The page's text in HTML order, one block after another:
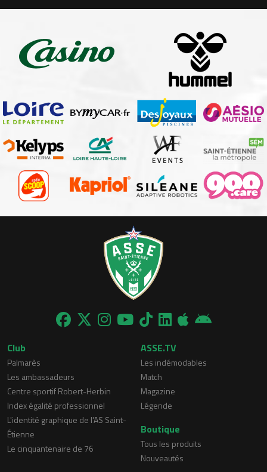
Club
Palmarès
Les ambassadeurs
Centre sportif Robert-Herbin
Index égalité professionnel
L'identité graphique de l'AS Saint-
Étienne
Le cinquantenaire de 76
ASSE.TV
Les indémodables
Match
Magazine
Légende
Boutique
Tous les produits
Nouveautés